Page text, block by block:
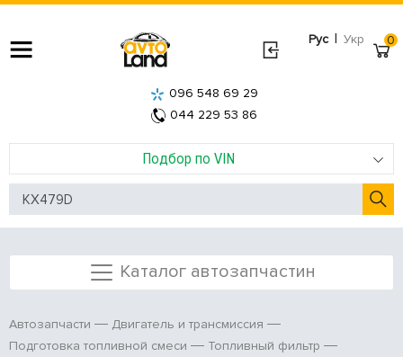
Рус | Укр
Подбор по VIN
096 548 69 29
044 229 53 86
0
Каталог автозапчастин
Автозапчасти
Двигатель и трансмиссия
Подготовка топливной смеси
Топливный фильтр